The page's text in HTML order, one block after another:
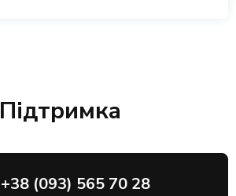
Підтримка
+38 (093) 565 70 28